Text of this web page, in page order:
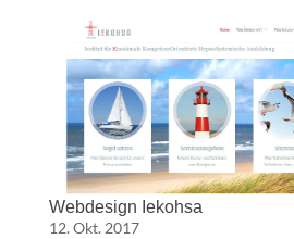
Webdesign Iekohsa
12. Okt. 2017